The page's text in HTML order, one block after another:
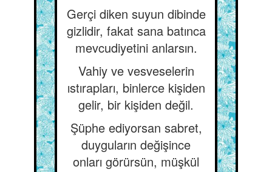
Gerçi diken suyun dibinde
gizlidir, fakat sana batınca
mevcudiyetini anlarsın.
Vahiy ve vesveselerin
ıstırapları, binlerce kişiden
gelir, bir kişiden değil.
Şüphe ediyorsan sabret,
duyguların değişince
onları görürsün, müşkül